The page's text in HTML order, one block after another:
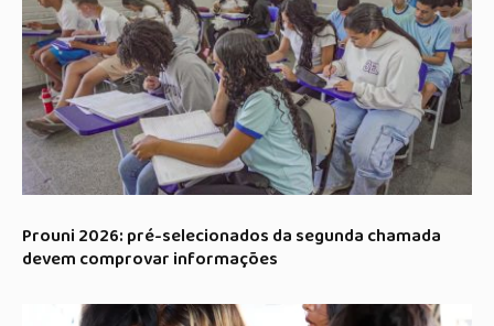
Prouni 2026: pré-selecionados da segunda chamada
devem comprovar informações